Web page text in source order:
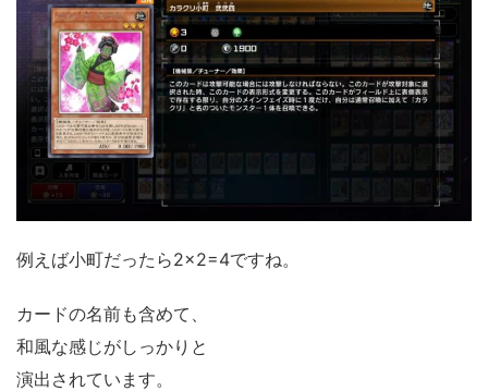
例えば小町だったら2×2=4ですね。
カードの名前も含めて、
和風な感じがしっかりと
演出されています。